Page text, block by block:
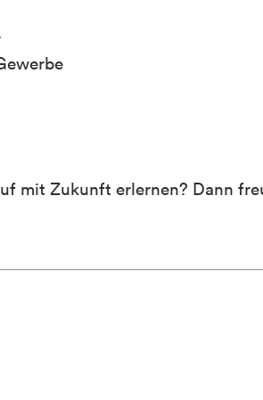
mit Zukunft erlernen? Dann